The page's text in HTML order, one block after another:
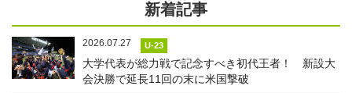
新着記事
2026.07.27 U-23
大学代表が総力戦で記念すべき初代王者！ 新設大
会決勝で延長11回の末に米国撃破